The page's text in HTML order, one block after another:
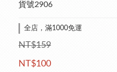
貨號2906
全店，滿1000免運
NT$159
NT$100